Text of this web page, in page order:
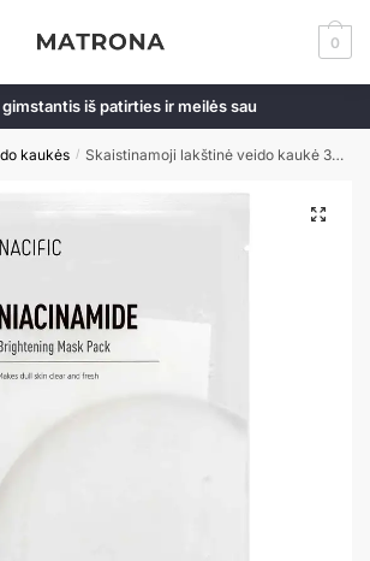
0
iš patirties ir meilės sau
kaukės / Skaistinamoji lakštinė veido kaukė 30 g
🔍